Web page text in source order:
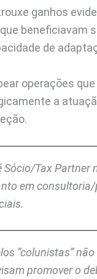
ganhos
beneficiavam
de
operações
a
Sócio/Tax
em
“colunistas”
promover o